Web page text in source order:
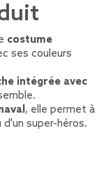
costume
ses couleurs
intégrée avec
, elle permet à
super-héros.